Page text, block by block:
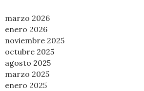
marzo 2026
enero 2026
noviembre 2025
octubre 2025
agosto 2025
marzo 2025
enero 2025